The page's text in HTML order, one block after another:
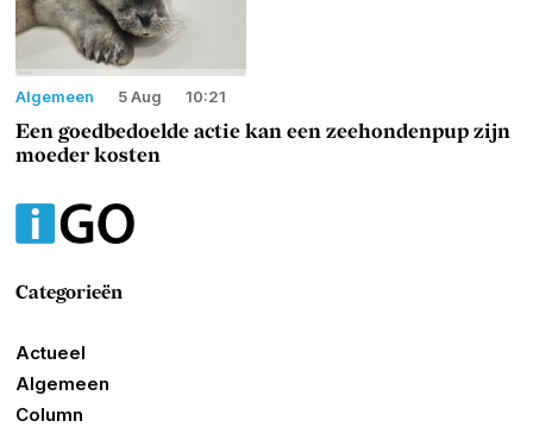
Algemeen 5 Aug 10:21
Een goedbedoelde actie kan een zeehondenpup zijn
moeder kosten
Categorieën
Actueel
Algemeen
Column